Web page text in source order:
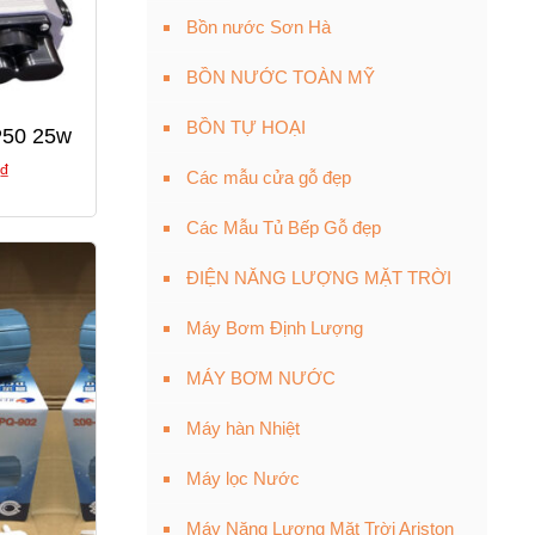
25w
₫Giá
tại
435,000 ₫.
Bồn nước Sơn Hà
BỒN NƯỚC TOÀN MỸ
BỒN TỰ HOẠI
Các mẫu cửa gỗ đẹp
Các Mẫu Tủ Bếp Gỗ đẹp
ĐIỆN NĂNG LƯỢNG MẶT TRỜI
Máy Bơm Định Lượng
MÁY BƠM NƯỚC
Máy hàn Nhiệt
Máy lọc Nước
Máy Năng Lượng Mặt Trời Ariston